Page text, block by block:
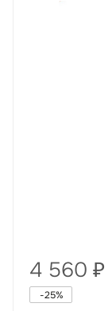
4 560 ₽
-25%